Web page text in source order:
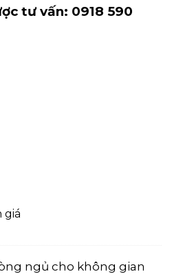
tư vấn: 0918 590
giá
ngủ cho không gian